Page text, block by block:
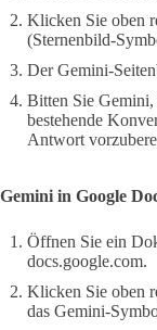
Klicken Sie oben
(Sternenbild-
Der Gemini-
Bitten Sie
bestehende
Antwort
Gemini in Google
Öffnen Sie ein
docs.google.com.
Klicken Sie oben
das Gemini-